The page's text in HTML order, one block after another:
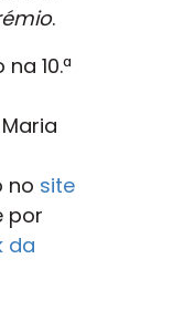
.
10.ª
no site
por
da